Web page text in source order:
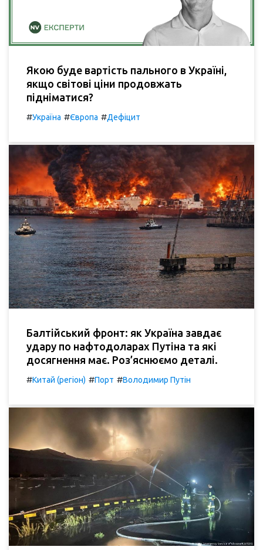
Якою буде вартість пального в Україні,
якщо світові ціни продовжать
підніматися?
#Україна #Європа #Дефіцит
Балтійський фронт: як Україна завдає
удару по нафтодоларах Путіна та які
досягнення має. Роз’яснюємо деталі.
#Китай (регіон) #Порт #Володимир Путін